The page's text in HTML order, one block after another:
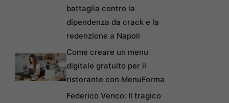
battaglia contro la
dipendenza da crack e la
redenzione a Napoli
Come creare un menu
digitale gratuito per il
ristorante con MenuForma
Federico Venco: Il tragico